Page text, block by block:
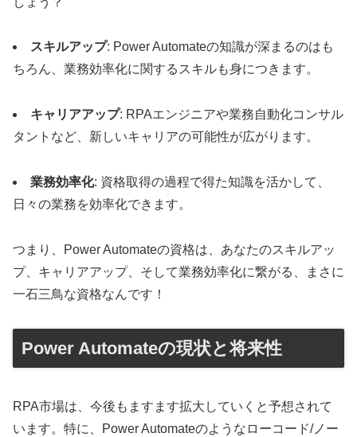
スキルアップ: Power Automateの知識が深まるのはも
ちろん、業務効率化に関するスキルも身につきます。
キャリアアップ: RPAエンジニアや業務自動化コンサル
タントなど、新しいキャリアの可能性が広がります。
業務効率化: 資格取得の過程で得た知識を活かして、
日々の業務を効率化できます。
つまり、Power Automateの資格は、あなたのスキルアッ
プ、キャリアアップ、そして業務効率化に繋がる、まさに
一石三鳥な資格なんです！
Power Automateの現状と将来性
RPA市場は、今後もますます拡大していくと予想されて
います。特に、Power Automateのようなローコード/ノー